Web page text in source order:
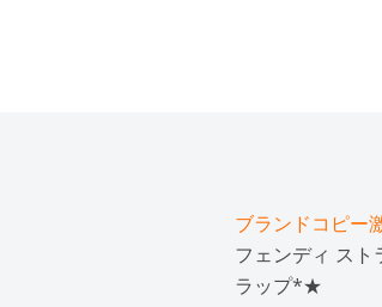
ブランドコピー
フェンディ スト
ラップ*★